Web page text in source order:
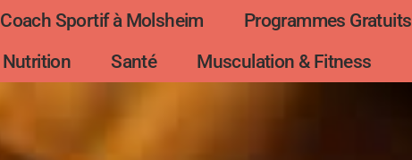
Coach Sportif à Molsheim Programmes Gratuits
Nutrition
Santé Musculation & Fitness